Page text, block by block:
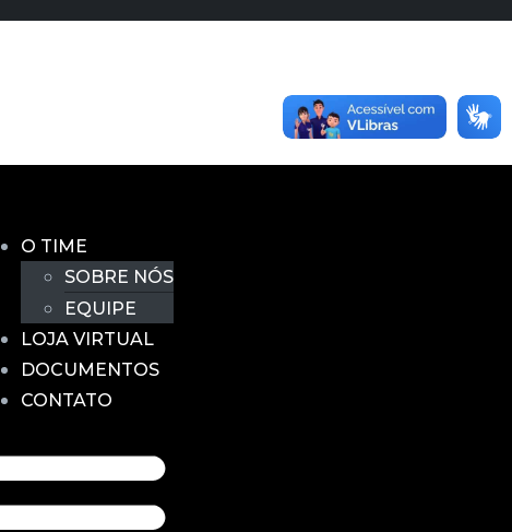
O TIME
SOBRE NÓS
EQUIPE
LOJA VIRTUAL
DOCUMENTOS
CONTATO